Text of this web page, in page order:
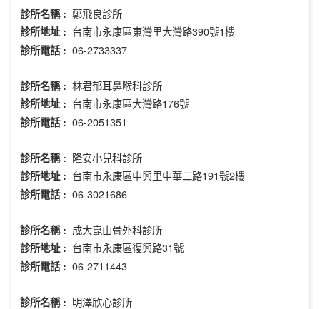
診所名稱 : 鄭飛良診所
診所地址 : 台南市永康區東灣里大灣路390號1樓
診所電話 : 06-2733337
診所名稱 : 林君郁耳鼻喉科診所
診所地址 : 台南市永康區大灣路176號
診所電話 : 06-2051351
診所名稱 : 隆安小兒科診所
診所地址 : 台南市永康區中興里中華二路191號2樓
診所電話 : 06-3021686
診所名稱 : 成大崑山骨外科診所
診所地址 : 台南市永康區復興路31號
診所電話 : 06-2711443
診所名稱 : 明澤欣心診所